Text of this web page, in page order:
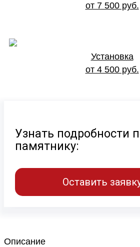
от 7 500 руб.
Установка
от 4 500 руб.
Узнать подробности
памятнику:
Оставить
Описание